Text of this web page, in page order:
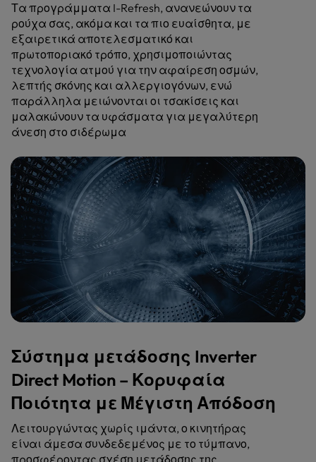
Τα προγράμματα I-Refresh, ανανεώνουν τα
ρούχα σας, ακόμα και τα πιο ευαίσθητα, με
εξαιρετικά αποτελεσματικό και
πρωτοποριακό τρόπο, χρησιμοποιώντας
τεχνολογία ατμού για την αφαίρεση οσμών,
λεπτής σκόνης και αλλεργιογόνων, ενώ
παράλληλα μειώνονται οι τσακίσεις και
μαλακώνουν τα υφάσματα για μεγαλύτερη
άνεση στο σιδέρωμα
Σύστημα μετάδοσης Inverter
Direct Motion – Κορυφαία
Ποιότητα με Μέγιστη Απόδοση
Λειτουργώντας χωρίς ιμάντα, ο κινητήρας
είναι άμεσα συνδεδεμένος με το τύμπανο,